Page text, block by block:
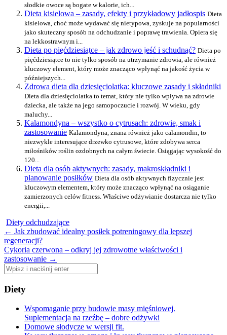
słodkie owoce są bogate w kalorie, ich...
Dieta kisielowa – zasady, efekty i przykładowy jadłospis Dieta
kisielowa, choć może wydawać się nietypowa, zyskuje na popularności
jako skuteczny sposób na odchudzanie i poprawę trawienia. Opiera się
na lekkostrawnym i...
Dieta po pięćdziesiątce – jak zdrowo jeść i schudnąć? Dieta po
pięćdziesiątce to nie tylko sposób na utrzymanie zdrowia, ale również
kluczowy element, który może znacząco wpłynąć na jakość życia w
późniejszych...
Zdrowa dieta dla dziesięciolatka: kluczowe zasady i składniki
Dieta dla dziesięciolatka to temat, który nie tylko wpływa na zdrowie
dziecka, ale także na jego samopoczucie i rozwój. W wieku, gdy
maluchy...
Kalamondyna – wszystko o cytrusach: zdrowie, smak i
zastosowanie Kalamondyna, znana również jako calamondin, to
niezwykle interesujące drzewko cytrusowe, które zdobywa serca
miłośników roślin ozdobnych na całym świecie. Osiągając wysokość do
120...
Dieta dla osób aktywnych: zasady, makroskładniki i
planowanie posiłków Dieta dla osób aktywnych fizycznie jest
kluczowym elementem, który może znacząco wpłynąć na osiąganie
zamierzonych celów fitness. Właściwe odżywianie dostarcza nie tylko
energii,...
Diety odchudzające
Zobacz
wpisy
← Jak zbudować idealny posiłek potreningowy dla lepszej
regeneracji?
Cykoria czerwona – odkryj jej zdrowotne właściwości i
zastosowanie →
Szukaj:
Diety
Wspomaganie przy budowie masy mięśniowej.
Suplementacja na rzeźbę – dobre odżywki
Domowe słodycze w wersji fit.